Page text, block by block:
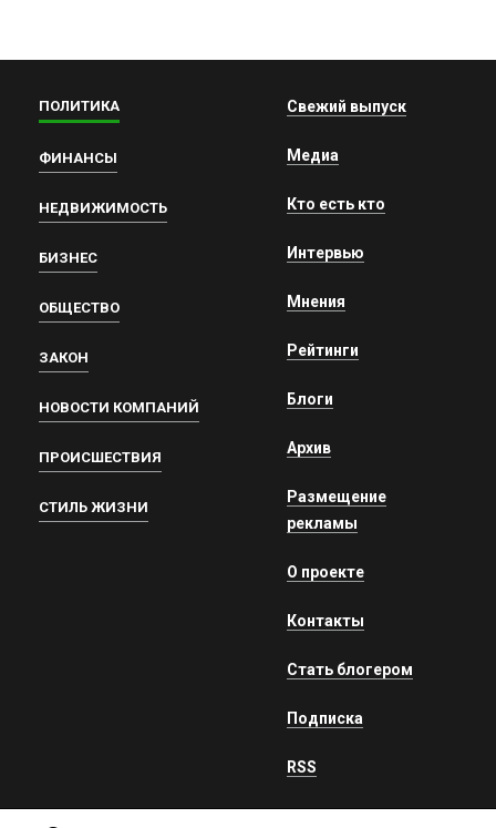
ПОЛИТИКА
ФИНАНСЫ
НЕДВИЖИМОСТЬ
БИЗНЕС
ОБЩЕСТВО
ЗАКОН
НОВОСТИ КОМПАНИЙ
ПРОИСШЕСТВИЯ
СТИЛЬ ЖИЗНИ
Свежий выпуск
Медиа
Кто есть кто
Интервью
Мнения
Рейтинги
Блоги
Архив
Размещение
рекламы
О проекте
Контакты
Стать блогером
Подписка
RSS